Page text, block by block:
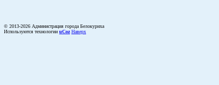
© 2013-2026 Администрация города Белокуриха
Используются технологии uCoz Наверх